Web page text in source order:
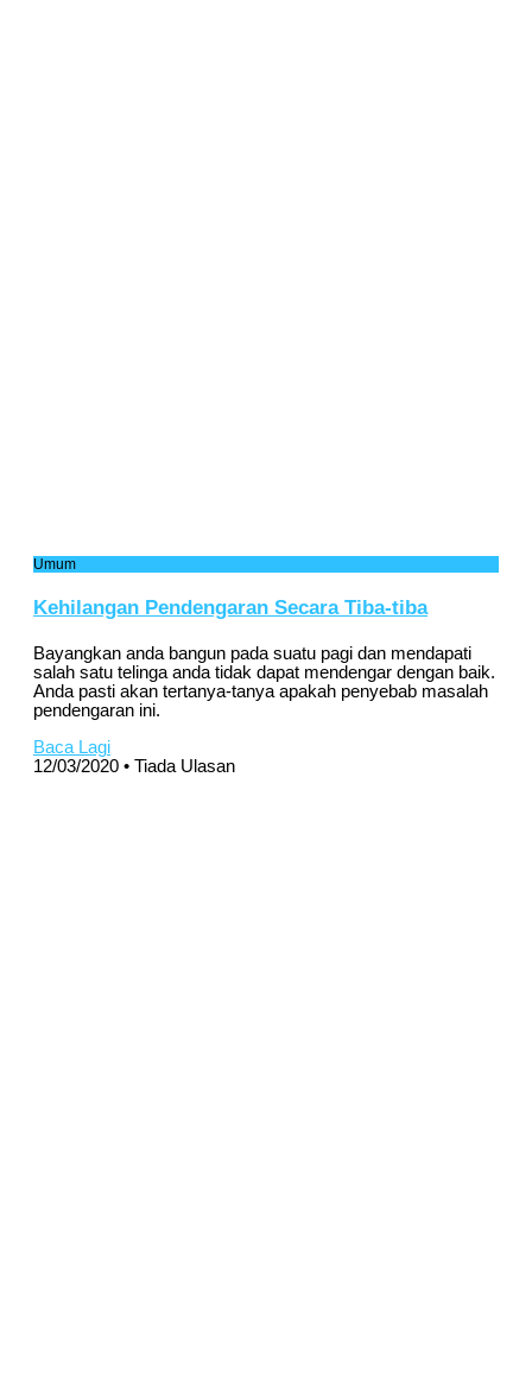
Umum
Kehilangan Pendengaran Secara Tiba-tiba
Bayangkan anda bangun pada suatu pagi dan mendapati
salah satu telinga anda tidak dapat mendengar dengan baik.
Anda pasti akan tertanya-tanya apakah penyebab masalah
pendengaran ini.
Baca Lagi
12/03/2020
Tiada Ulasan